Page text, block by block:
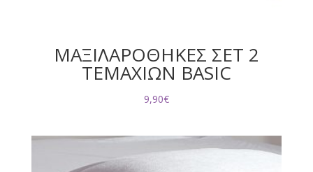
ΜΑΞΙΛΑΡΟΘΗΚΕΣ ΣΕΤ 2
ΤΕΜΑΧΙΩΝ BASIC
9,90€